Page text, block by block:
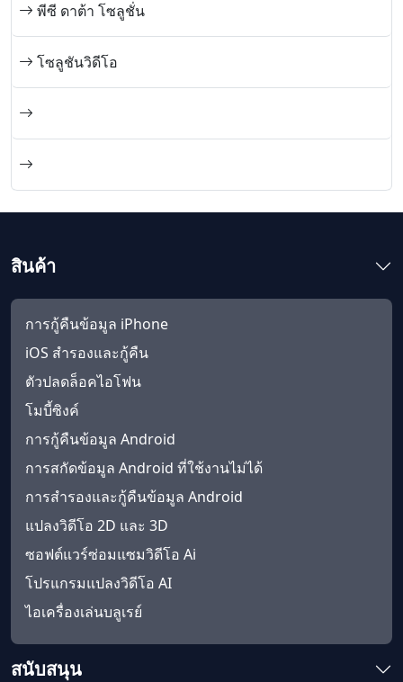
พีซี ดาต้า โซลูชั่น
โซลูชันวิดีโอ
สินค้า
การกู้คืนข้อมูล iPhone
iOS สำรองและกู้คืน
ตัวปลดล็อคไอโฟน
โมบี้ซิงค์
การกู้คืนข้อมูล Android
การสกัดข้อมูล Android ที่ใช้งานไม่ได้
การสำรองและกู้คืนข้อมูล Android
แปลงวิดีโอ 2D และ 3D
ซอฟต์แวร์ซ่อมแซมวิดีโอ Ai
โปรแกรมแปลงวิดีโอ AI
ไอเครื่องเล่นบลูเรย์
สนับสนุน